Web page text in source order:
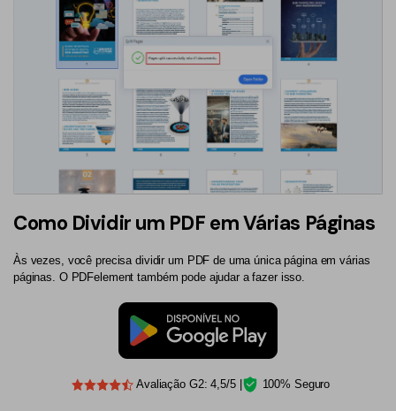
Como Dividir um PDF em Várias Páginas
Às vezes, você precisa dividir um PDF de uma única página em várias
páginas. O PDFelement também pode ajudar a fazer isso.
Avaliação G2: 4,5/5 | 100% Seguro